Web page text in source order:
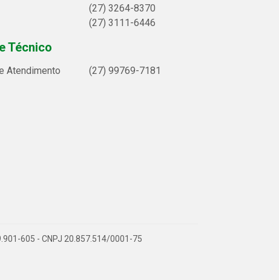
(27) 3264-8370
(27) 3111-6446
Técnico
Atendimento (27) 99769-7181
605 - CNPJ 20.857.514/0001-75